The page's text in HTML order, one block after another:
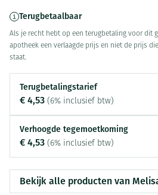
Terugbetaalbaar
Als je recht hebt op een terugbetaling voor dit
apotheek een verlaagde prijs en niet de prijs
staat.
Terugbetalingstarief
€ 4,53 (6% inclusief btw)
Verhoogde tegemoetkoming
€ 4,53 (6% inclusief btw)
Bekijk alle producten van